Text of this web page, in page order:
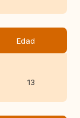
Edad
13